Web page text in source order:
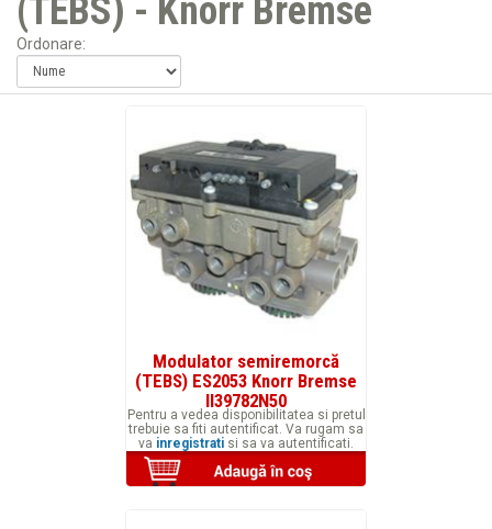
(TEBS) - Knorr Bremse
Ordonare:
Modulator semiremorcă
(TEBS) ES2053 Knorr Bremse
II39782N50
Pentru a vedea disponibilitatea si pretul
trebuie sa fiti autentificat. Va rugam sa
va inregistrati si sa va autentificati.